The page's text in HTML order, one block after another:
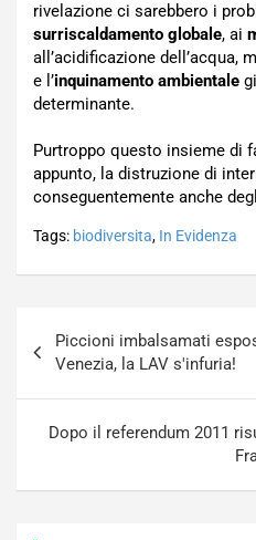
rivelazione ci sarebbero i
surriscaldamento globale, ai
all’acidificazione dell’acqua,
e l’inquinamento ambientale
determinante.
Purtroppo questo insieme di
appunto, la distruzione di
conseguentemente anche
Tags: biodiversita, In Evidenza
articoli
Piccioni imbalsamati
Venezia, la LAV s'infuria!
Dopo il referendum 2011